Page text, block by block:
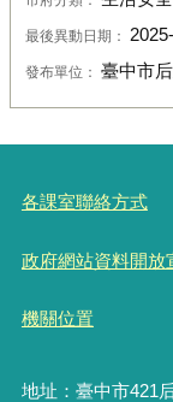
最後異動日期：
發布單位： 臺中市
各課室聯絡方式
政府網站資料開放
機關位置
地址：臺中市421